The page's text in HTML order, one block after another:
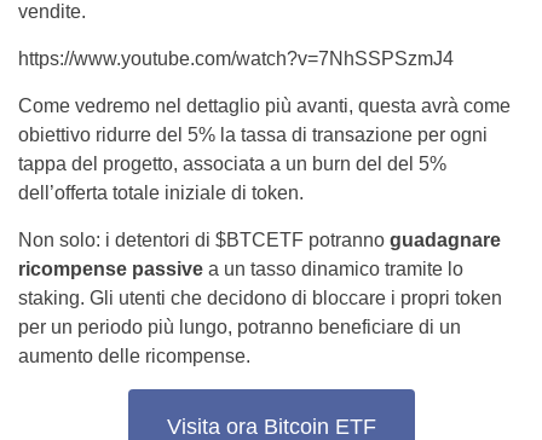
vendite.
https://www.youtube.com/watch?v=7NhSSPSzmJ4
Come vedremo nel dettaglio più avanti, questa avrà come
obiettivo ridurre del 5% la tassa di transazione per ogni
tappa del progetto, associata a un burn del del 5%
dell’offerta totale iniziale di token.
Non solo: i detentori di $BTCETF potranno guadagnare
ricompense passive a un tasso dinamico tramite lo
staking. Gli utenti che decidono di bloccare i propri token
per un periodo più lungo, potranno beneficiare di un
aumento delle ricompense.
Visita ora Bitcoin ETF